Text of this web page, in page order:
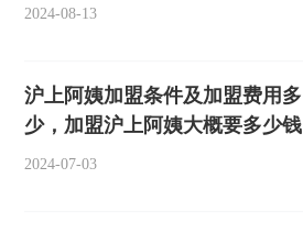
2024-08-13
沪上阿姨加盟条件及加盟费用多
少，加盟沪上阿姨大概要多少钱
2024-07-03